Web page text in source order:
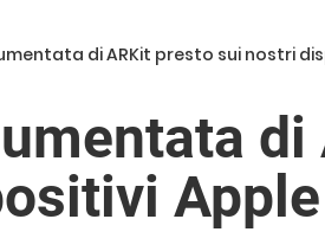
di ARKit presto sui nostri
Apple